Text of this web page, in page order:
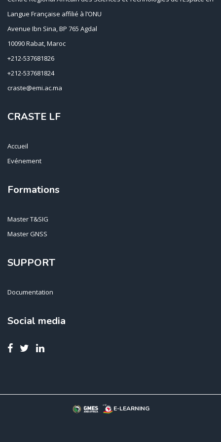
Langue Française affilié à l’ONU
Avenue Ibn Sina, BP 765 Agdal
10090 Rabat, Maroc
+212-537681826
+212-537681824
craste@emi.ac.ma
CRASTE LF
Accueil
Evénement
Formations
Master T&SIG
Master GNSS
SUPPORT
Documentation
Social media
E-LEARNING